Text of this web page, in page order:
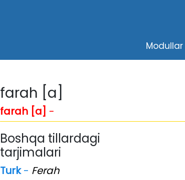
Modullar
farah [a]
farah [a] -
Boshqa tillardagi
tarjimalari
Turk- Ferah